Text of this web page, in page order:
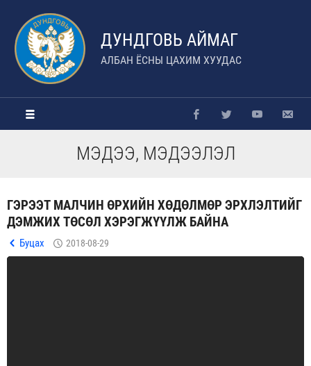
ДУНДГОВЬ АЙМАГ
АЛБАН ЁСНЫ ЦАХИМ ХУУДАС
МЭДЭЭ, МЭДЭЭЛЭЛ
ГЭРЭЭТ МАЛЧИН ӨРХИЙН ХӨДӨЛМӨР ЭРХЛЭЛТИЙГ
ДЭМЖИХ ТӨСӨЛ ХЭРЭГЖҮҮЛЖ БАЙНА
Буцах 2018-08-29